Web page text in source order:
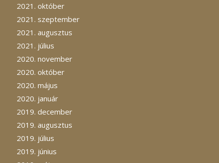
2021. október
2021. szeptember
2021. augusztus
2021. július
2020. november
2020. október
2020. május
2020. január
2019. december
2019. augusztus
2019. július
2019. június